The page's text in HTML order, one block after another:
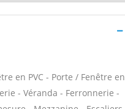
en PVC - Porte / Fenêtre en
- Véranda - Ferronnerie -